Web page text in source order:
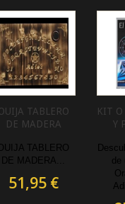
TABLERO
DE MADERA
TABLERO
DE MADERA...
51,95 €
KIT O
Y
de